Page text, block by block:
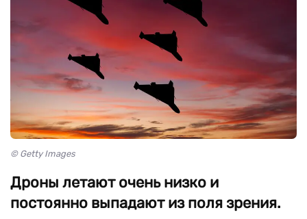
© Getty Images
Дроны летают очень низко и
постоянно выпадают из поля зрения.